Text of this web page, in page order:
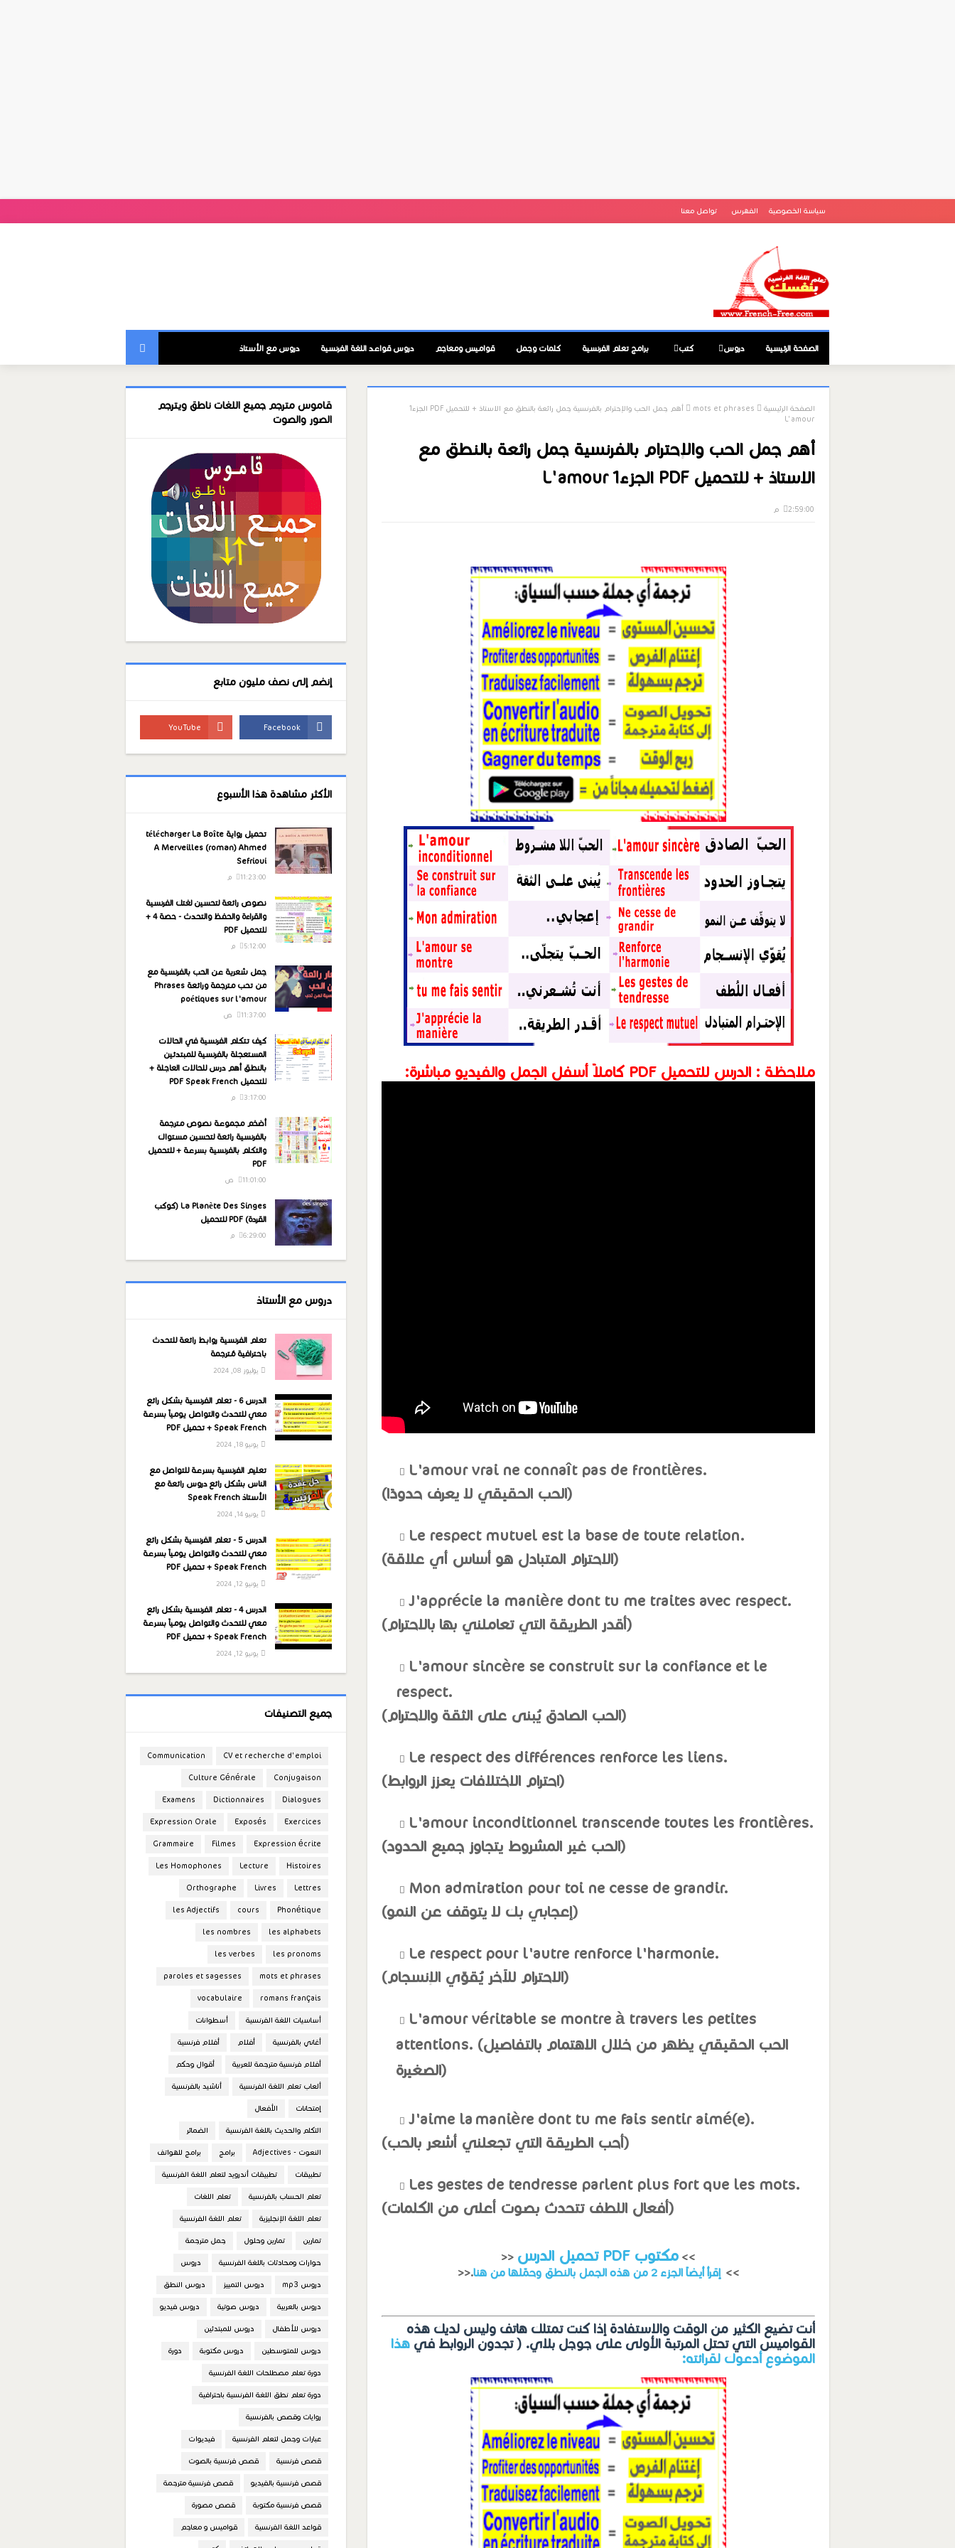
سياسة الخصوصية الفهرس تواصل معنا
الصفحة الرئيسية دروس كتب برامج تعلم الفرنسية كلمات وجمل قواميس ومعاجم دروس قواعد اللغة الفرنسية دروس مع الأستاذ
الصفحة الرئيسية mots et phrases
أهم جمل الحب والإحترام بالفرنسية جمل رائعة بالنطق مع الاستاذ + للتحميل PDF الجزء1
L'amour
أهم جمل الحب والإحترام بالفرنسية جمل رائعة بالنطق مع
الاستاذ + للتحميل PDF الجزء1 L'amour
2:59:00 م
ملاحظة : الدرس للتحميل PDF كاملاً أسفل الجمل والفيديو مباشرة:
L'amour vrai ne connaît pas de frontières.
(الحب الحقيقي لا يعرف حدودًا)
Le respect mutuel est la base de toute relation.
(الاحترام المتبادل هو أساس أي علاقة)
J'apprécie la manière dont tu me traites avec respect.
(أقدر الطريقة التي تعاملني بها بالاحترام)
L'amour sincère se construit sur la confiance et le
respect.
(الحب الصادق يُبنى على الثقة والاحترام)
Le respect des différences renforce les liens.
(احترام الاختلافات يعزز الروابط)
L'amour inconditionnel transcende toutes les frontières.
(الحب غير المشروط يتجاوز جميع الحدود)
Mon admiration pour toi ne cesse de grandir.
(إعجابي بك لا يتوقف عن النمو)
Le respect pour l'autre renforce l'harmonie.
(الاحترام للآخر يُقوّي الإنسجام)
L'amour véritable se montre à travers les petites
attentions. (الحب الحقيقي يظهر من خلال الاهتمام بالتفاصيل
الصغيرة)
J'aime la manière dont tu me fais sentir aimé(e).
(أحب الطريقة التي تجعلني أشعر بالحب)
Les gestes de tendresse parlent plus fort que les mots.
(أفعال اللطف تتحدث بصوت أعلى من الكلمات)
>> تحميل الدرس PDF مكتوب <<
>>.
<<
أنت تضيع الكثير من الوقت والإستفادة إذا كنت تمتلك هاتف وليس لديك هذه
القواميس التي تحتل المرتبة الأولى على جوجل بلاي. ( تجدون الروابط في هذا
الموضوع أدعوك لقرائته:
قاموس مترجم جميع اللغات ناطق ويترجم
الصور والصوت
إنضم إلى نصف مليون متابع
الأكثر مشاهدة هذا الأسبوع
تحميل رواية télécharger La Boîte
A Merveilles (roman) Ahmed
Sefrioui
11:23:00 م
نصوص رائعة لتحسين لغتك الفرنسية
والقراءة والحفظ والتحدث - حصة 4 +
للتحميل PDF
5:12:00 م
جمل شعرية عن الحب بالفرنسية مع
من تحب مترجمة ورائعة Phrases
poétiques sur l'amour
11:37:00 ص
كيف تتكلم الفرنسية في الحالات
المستعجلة بالفرنسية للمبتدئين
بالنطق أهم درس للحالات العاجلة +
للتحميل PDF Speak French
3:17:00 م
أضخم مجموعة نصوص مترجمة
بالفرنسية رائعة لتحسين مستواك
والتكلم بالفرنسية بسرعة + للتحميل
PDF
11:01:00 ص
La Planète Des Singes (كوكب
القردة) PDF للتحميل
6:29:00 م
دروس مع الأستاذ
تعلم الفرنسية روابط رائعة للتحدث
باحترافية مُترجمة
يوليوز 08, 2024
الدرس 6 - تعلم الفرنسية بشكل رائع
معي للتحدث والتواصل يومياً بسرعة
Speak French + تحميل PDF
يونيو 18, 2024
تعليم الفرنسية بسرعة للتواصل مع
الناس بشكل رائع دروس رائعة مع
الأستاذ Speak French
يونيو 14, 2024
الدرس 5 - تعلم الفرنسية بشكل رائع
معي للتحدث والتواصل يومياً بسرعة
Speak French + تحميل PDF
يونيو 12, 2024
الدرس 4 - تعلم الفرنسية بشكل رائع
معي للتحدث والتواصل يومياً بسرعة
Speak French + تحميل PDF
يونيو 12, 2024
جميع التصنيفات
CV et recherche d'emploi
Communication
Conjugaison
Culture Générale
Dialogues
Dictionnaires
Examens
Exercices
Exposés
Expression Orale
Expression écrite
Filmes
Grammaire
Histoires
Lecture
Les Homophones
Lettres
Livres
Orthographe
Phonétique
cours
les Adjectifs
les alphabets
les nombres
les pronoms
les verbes
mots et phrases
paroles et sagesses
romans français
vocabulaire
أساسيات اللغة الفرنسية أسطوانات
أغاني بالفرنسية أفلام أفلام فرنسية
أفلام فرنسية مترجمة للعربية أقوال وحكم
ألعاب تعلم اللغة الفرنسية أناشيد بالفرنسية
إمتحانات الأفعال
التكلم والحديث باللغة الفرنسية الضمائر
النعوت - Adjectives برامج برامج للهواتف
تطبيقات تطبيقات أندرويد لتعلم اللغة الفرنسية
تعلم الحساب بالفرنسية تعلم اللغات
تعلم اللغة الإنجليزية تعلم اللغة الفرنسية
تمارين تمارين وحلول جمل مترجمة
حوارات ومحادثات باللغة الفرنسية دروس
دروس mp3 دروس التمييز دروس النطق
دروس بالعربية دروس صوتية دروس فيديو
دروس للأطفال دروس للمبتدئين
دروس للمتوسطين دروس مكتوبة دورة
دورة تعلم مصطلحات اللغة الفرنسية
دورة تعلم نطق اللغة الفرنسية باحترافية
روايات وقصص بالفرنسية
عبارات وجمل لتعلم الفرنسية فيديوات
قصص فرنسية قصص فرنسية بالصوت
قصص فرنسية بالفيديو قصص فرنسية مترجمة
قصص فرنسية مكتوبة قصص مصورة
قواعد اللغة الفرنسية قواميس و معاجم